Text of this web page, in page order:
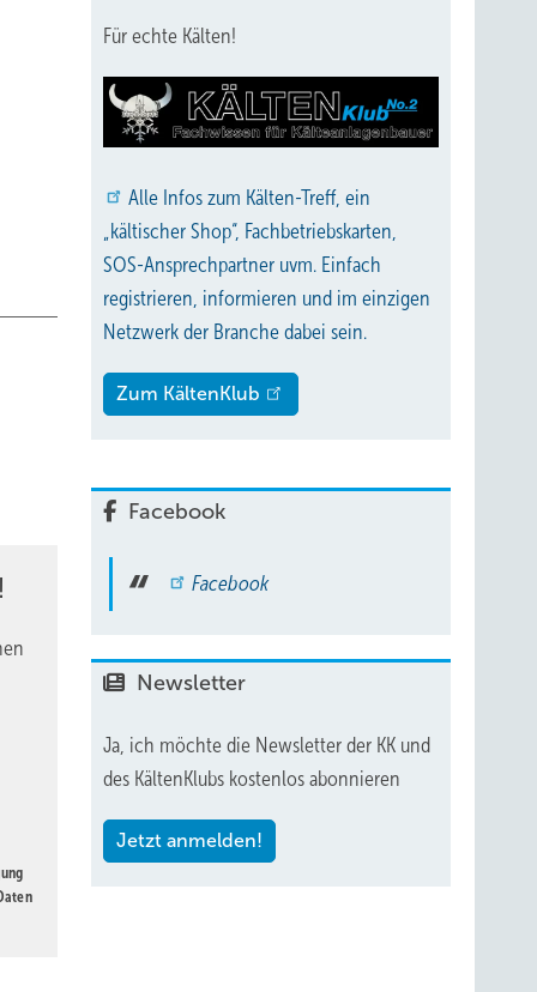
Für echte Kälten!
Alle Infos zum Kälten-Treff, ein
„kältischer Shop“, Fachbetriebskarten,
SOS-Ansprechpartner uvm. Einfach
registrieren, informieren und im einzigen
Netzwerk der Branche dabei sein.
Zum KältenKlub
Facebook
Facebook
Newsletter
Ja, ich möchte die Newsletter der KK und
des KältenKlubs kostenlos abonnieren
Jetzt anmelden!